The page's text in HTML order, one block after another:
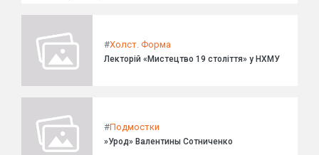
#Холст. Форма
Лекторій «Мистецтво 19 століття» у НХМУ
#Подмостки
»Урод» Валентины Сотниченко